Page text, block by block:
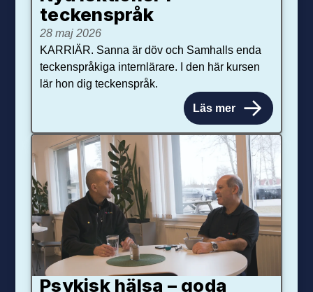
teckenspråk
28 maj 2026
KARRIÄR. Sanna är döv och Samhalls enda
teckenspråkiga internlärare. I den här kursen
lär hon dig teckenspråk.
Läs mer
Psykisk hälsa – goda